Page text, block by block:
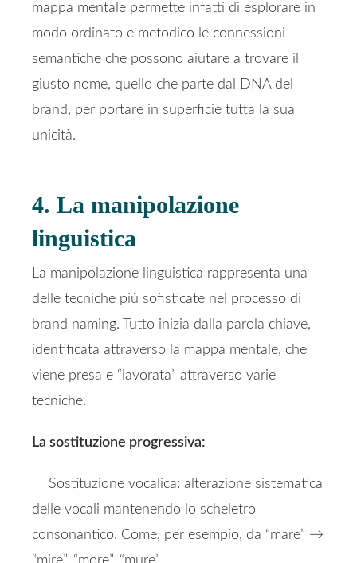
mappa mentale permette infatti di esplorare in
modo ordinato e metodico le connessioni
semantiche che possono aiutare a trovare il
giusto nome, quello che parte dal DNA del
brand, per portare in superficie tutta la sua
unicità.
4. La manipolazione
linguistica
La manipolazione linguistica rappresenta una
delle tecniche più sofisticate nel processo di
brand naming. Tutto inizia dalla parola chiave,
identificata attraverso la mappa mentale, che
viene presa e “lavorata” attraverso varie
tecniche.
La sostituzione progressiva:
Sostituzione vocalica: alterazione sistematica
delle vocali mantenendo lo scheletro
consonantico. Come, per esempio, da “mare” →